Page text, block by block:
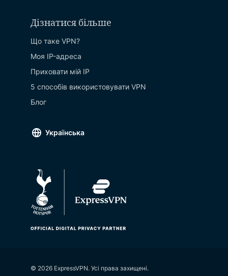
Дізнатися більше
Що таке VPN?
Моя IP-адреса
Приховати мій IP
5 способів використовувати VPN
Блог
Українська
© 2026 ExpressVPN. Усі права захищені.